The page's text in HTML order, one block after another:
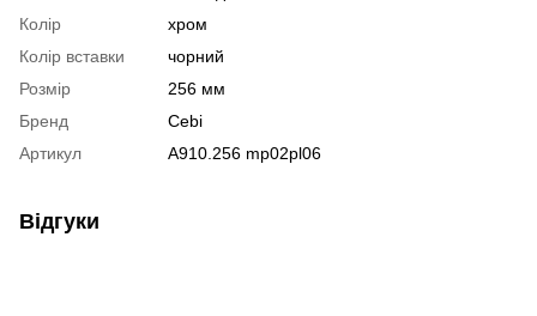
Колір
хром
Колір вставки
чорний
Розмір
256 мм
Бренд
Cebi
Артикул
A910.256 mp02pl06
Відгуки